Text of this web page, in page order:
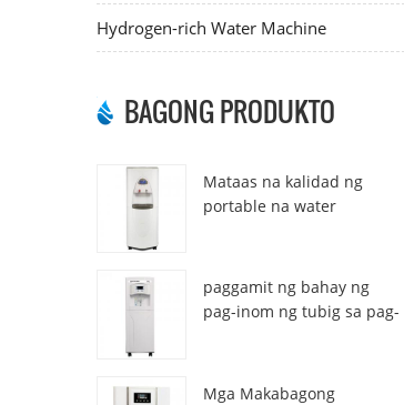
Hydrogen-rich Water Machine
BAGONG PRODUKTO
Mataas na kalidad ng
portable na water
paggamit ng bahay ng
pag-inom ng tubig sa pag-
Mga Makabagong